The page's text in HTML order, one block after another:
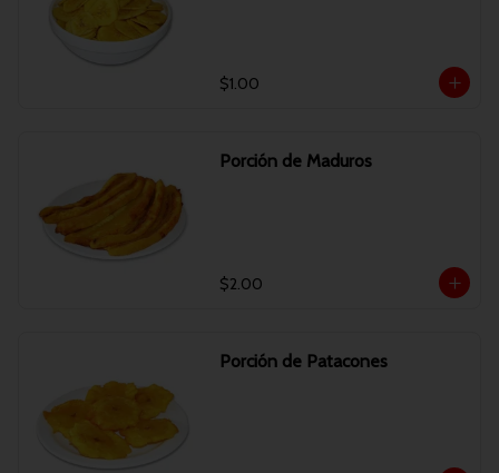
$1.00
Porción de Maduros
$2.00
Porción de Patacones